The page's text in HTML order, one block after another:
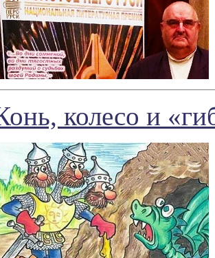
колесо и